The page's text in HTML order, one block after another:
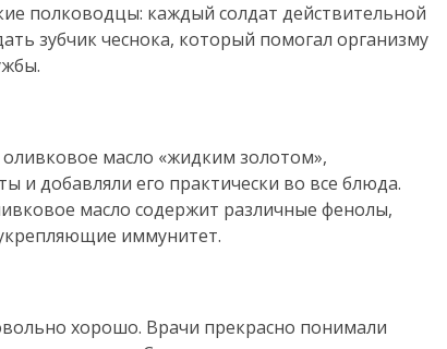
полководцы: каждый солдат действительной
зубчик чеснока, который помогал организму
масло «жидким золотом»,
и добавляли его практически во все блюда.
масло содержит различные фенолы,
иммунитет.
хорошо. Врачи прекрасно понимали